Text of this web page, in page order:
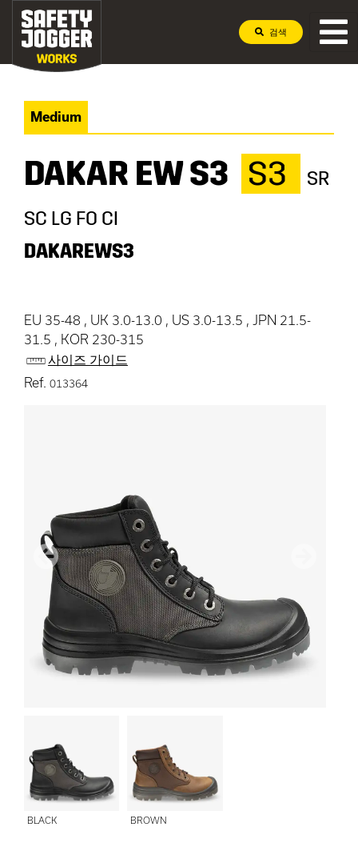
검색
Medium
DAKAR EW S3 S3
SR
SC LG FO CI
DAKAREWS3
EU 35-48 , UK 3.0-13.0 , US 3.0-13.5 , JPN 21.5-
31.5 , KOR 230-315
사이즈 가이드
Ref. 013364
이전
BLACK BROWN